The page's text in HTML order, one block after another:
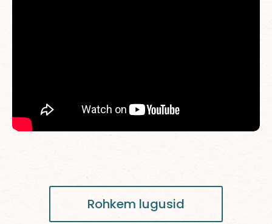
Rohkem lugusid